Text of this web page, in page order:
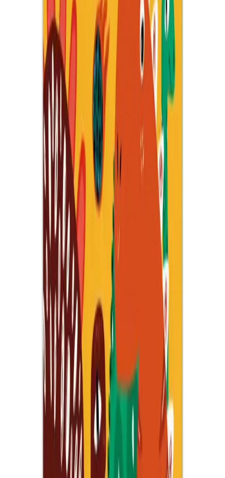
Çocuklar için su ile boyama özellikli Magic Water setleri, peri,
orman, uzay ve astronot temalarıyla eğlence ve eğitim bir arada
sunar, gelişimi destekler.
Daha fazla bilgi edinin
Karşılaştırma
Çocuklar İçin Minnie Mouse ve Unicorn Boyama
Kitaplarının Karşılaştırması
Minnie Mouse ve Unicorn temalı çocuk boyama kitaplarının
özellikleri, içerikleri ve kullanıcı yorumlarıyla karşılaştırması,
ebeveynlerin ve çocukların tercihine rehberlik eder.
Daha fazla bilgi edinin
Gönül Yayıncılık Mandala Boyama Setleri
Karşılaştırması: Yetişkin ve Çocuklar İçin En İyi